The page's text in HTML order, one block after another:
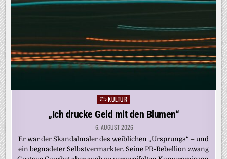
Posted
in
KULTUR
„Ich drucke Geld mit den Blumen“
6. AUGUST 2026
Er war der Skandalmaler des weiblichen „Ursprungs“ – und
ein begnadeter Selbstvermarkter. Seine PR-Rebellion zwang